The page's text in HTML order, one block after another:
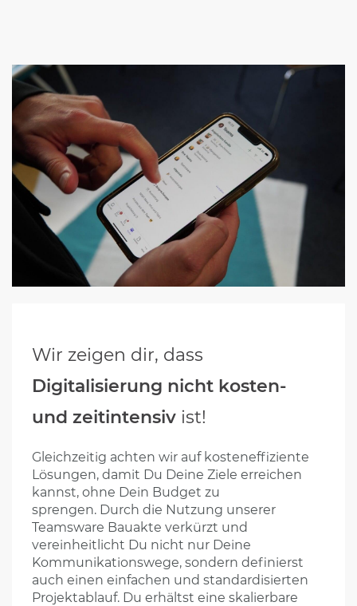
Wir zeigen dir, dass
Digitalisierung nicht kosten-
und zeitintensiv ist!
Gleichzeitig achten wir auf kosteneffiziente
Lösungen, damit Du Deine Ziele erreichen
kannst, ohne Dein Budget zu
sprengen. Durch die Nutzung unserer
Teamsware Bauakte verkürzt und
vereinheitlicht Du nicht nur Deine
Kommunikationswege, sondern definierst
auch einen einfachen und standardisierten
Projektablauf. Du erhältst eine skalierbare